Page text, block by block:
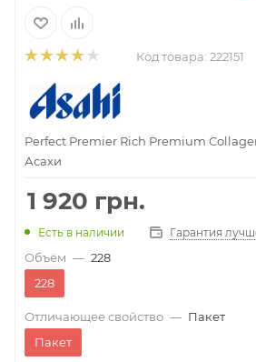
Код товара: 222151
Perfect Premier Rich Premium
Асахи
1 920 грн.
Есть в наличии Гарантия
Объём — 228
228
Отличающее свойство — Пакет
Пакет